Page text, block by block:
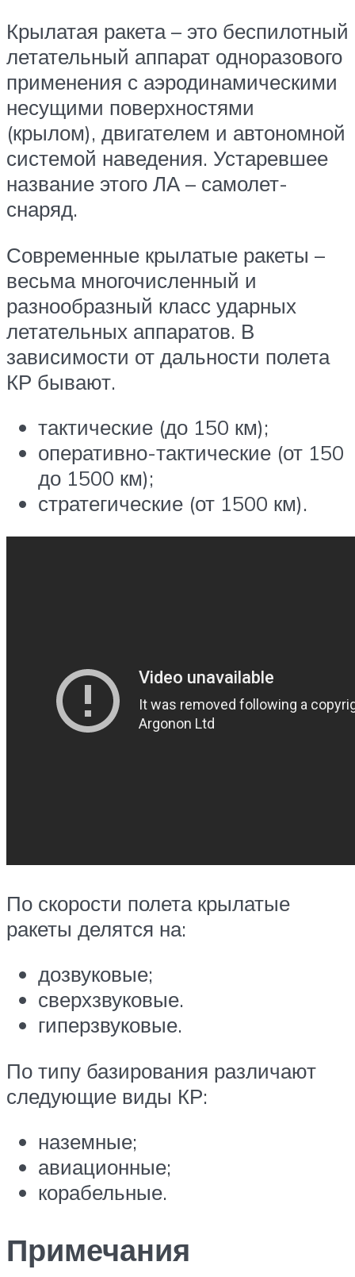
Крылатая ракета – это беспилотный
летательный аппарат одноразового
применения с аэродинамическими
несущими поверхностями
(крылом), двигателем и автономной
системой наведения. Устаревшее
название этого ЛА – самолет-
снаряд.
Современные крылатые ракеты –
весьма многочисленный и
разнообразный класс ударных
летательных аппаратов. В
зависимости от дальности полета
КР бывают.
тактические (до 150 км);
оперативно-тактические (от 150
до 1500 км);
стратегические (от 1500 км).
По скорости полета крылатые
ракеты делятся на:
дозвуковые;
сверхзвуковые.
гиперзвуковые.
По типу базирования различают
следующие виды КР:
наземные;
авиационные;
корабельные.
Примечания